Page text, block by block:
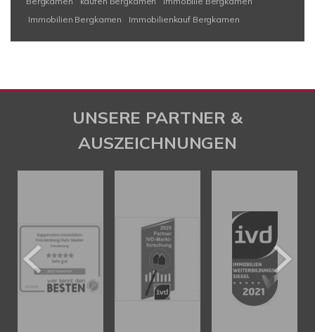
Immobilien Bergkamen
Immobilienkauf Bergkamen
UNSERE PARTNER &
AUSZEICHNUNGEN